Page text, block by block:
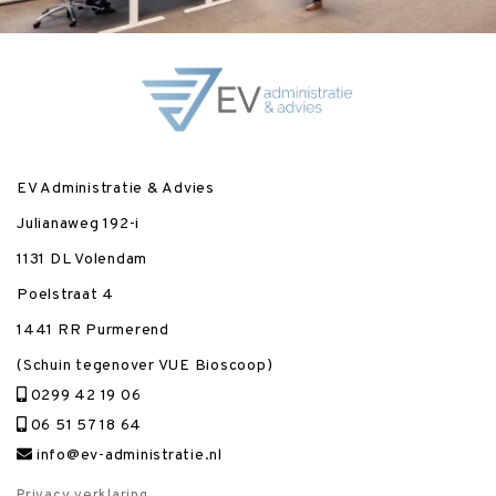
EV Administratie & Advies
Julianaweg 192-i
1131 DL Volendam
Poelstraat 4
1441 RR Purmerend
(Schuin tegenover VUE Bioscoop)
0299 42 19 06
06 51 57 18 64
info@ev-administratie.nl